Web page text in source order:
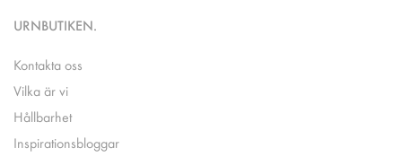
URNBUTIKEN.
Kontakta oss
Vilka är vi
Hållbarhet
Inspirationsbloggar